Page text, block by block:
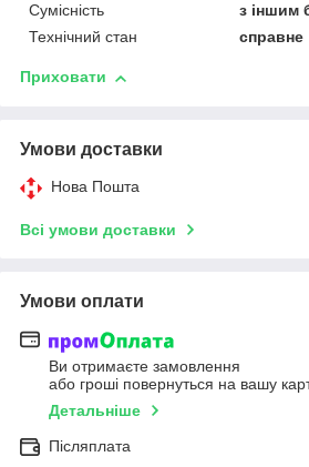
Сумісність
з іншим
Технічний стан
справне
Приховати
Умови доставки
Нова Пошта
Всі умови доставки
Умови оплати
Ви отримаєте замовлення
або гроші повернуться на вашу
Детальніше
Післяплата